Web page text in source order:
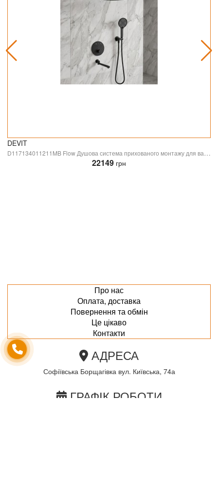
DEVIT
D117134011211MB Flow Душова система прихованого монтажу для ванни/душу, на 3 споживачі, з термостатом, з виливом, чорний матовий (1 сорт)
22149 грн
Про нас
Оплата, доставка
Повернення та обмін
Це цікаво
Контакти
АДРЕСА
Софіївська Борщагівка вул. Київська, 74а
ГРАФІК РОБОТИ